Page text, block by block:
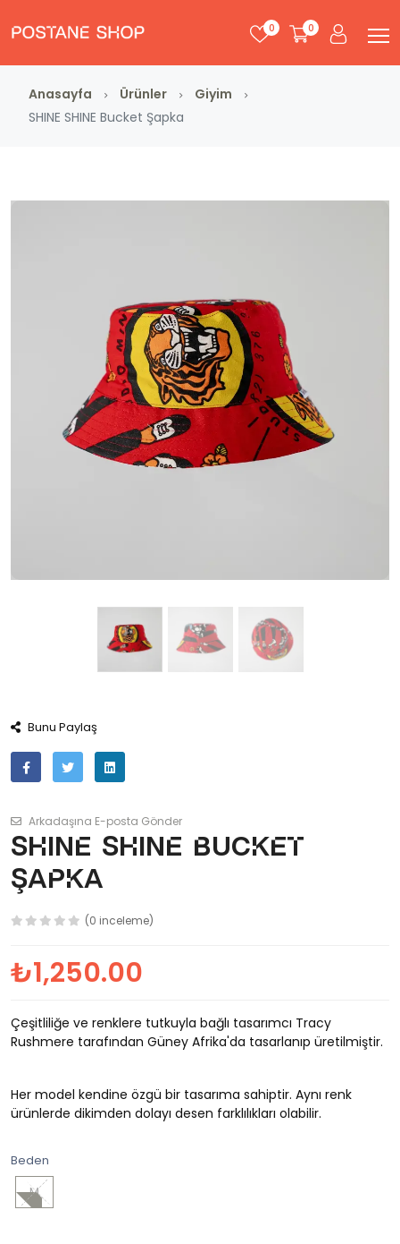
0 0
Anasayfa Ürünler
Giyim
SHINE SHINE Bucket Şapka
Bunu Paylaş
Arkadaşına E-posta Gönder
SHINE SHINE Bucket
Şapka
(0 inceleme)
₺1,250.00
Çeşitliliğe ve renklere tutkuyla bağlı tasarımcı Tracy
Rushmere tarafından Güney Afrika'da tasarlanıp üretilmiştir.
Her model kendine özgü bir tasarıma sahiptir. Aynı renk
ürünlerde dikimden dolayı desen farklılıkları olabilir.
Beden
M